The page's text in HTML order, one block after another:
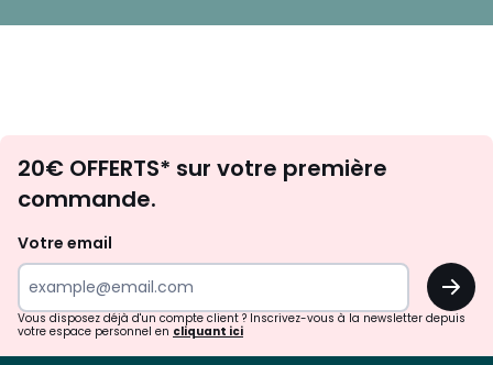
d'inspirations
surprises?
20€ OFFERTS* sur votre première
commande.
Votre email
OK
Vous disposez déjà d'un compte client ? Inscrivez-vous à la newsletter depuis
votre espace personnel en cliquant ici